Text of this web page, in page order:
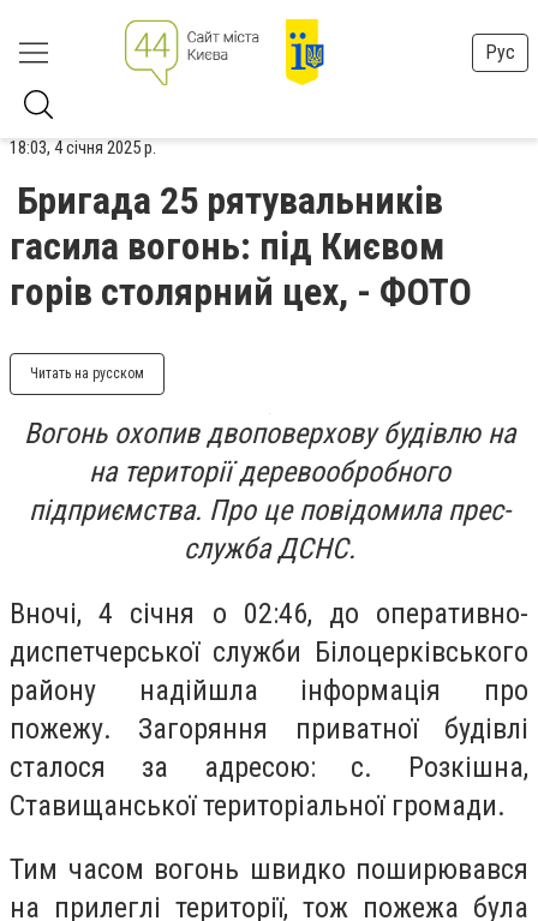
Рус
18:03, 4 січня 2025 р.
Бригада 25 рятувальників
гасила вогонь: під Києвом
горів столярний цех, - ФОТО
Читать на русском
Вогонь охопив двоповерхову будівлю на
на території деревообробного
підприємства. Про це повідомила прес-
служба ДСНС.
Вночі, 4 січня о 02:46, до оперативно-
диспетчерської служби Білоцерківського
району надійшла інформація про
пожежу. Загоряння приватної будівлі
сталося за адресою: с. Розкішна,
Ставищанської територіальної громади.
Тим часом вогонь швидко поширювався
на прилеглі території, тож пожежа була